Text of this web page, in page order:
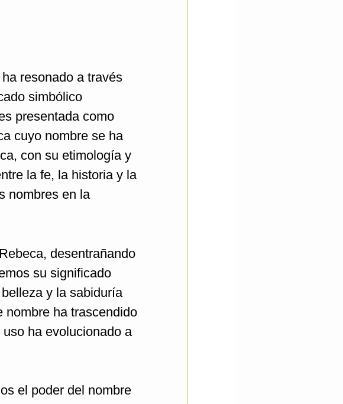
resonado a través
simbólico
presentada como
cuyo nombre se ha
con su etimología y
la fe, la historia y la
nombres en la
desentrañando
su significado
y la sabiduría
nombre ha trascendido
ha evolucionado a
el poder del nombre